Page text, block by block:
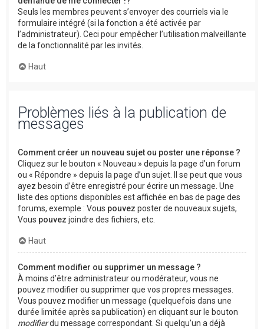
Seuls les membres peuvent s’envoyer des courriels via le
formulaire intégré (si la fonction a été activée par
l’administrateur). Ceci pour empêcher l’utilisation malveillante
de la fonctionnalité par les invités.
Haut
Problèmes liés à la publication de
messages
Comment créer un nouveau sujet ou poster une réponse ?
Cliquez sur le bouton « Nouveau » depuis la page d’un forum
ou « Répondre » depuis la page d’un sujet. Il se peut que vous
ayez besoin d’être enregistré pour écrire un message. Une
liste des options disponibles est affichée en bas de page des
forums, exemple : Vous pouvez poster de nouveaux sujets,
Vous pouvez joindre des fichiers, etc.
Haut
Comment modifier ou supprimer un message ?
À moins d’être administrateur ou modérateur, vous ne
pouvez modifier ou supprimer que vos propres messages.
Vous pouvez modifier un message (quelquefois dans une
durée limitée après sa publication) en cliquant sur le bouton
modifierdu message correspondant. Si quelqu’un a déjà